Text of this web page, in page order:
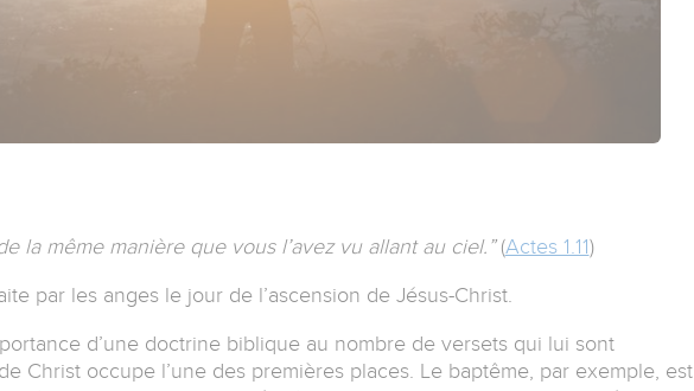
la même manière que vous l’avez vu allant au ciel.”(Actes 1.11)
par les anges le jour de l’ascension de Jésus-Christ.
d’une doctrine biblique au nombre de versets qui lui sont
Christ occupe l’une des premières places. Le baptême, par exemple, est